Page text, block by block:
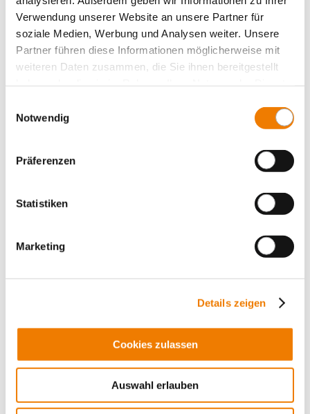
Verwendung unserer Website an unsere Partner für
soziale Medien, Werbung und Analysen weiter. Unsere
Partner führen diese Informationen möglicherweise mit
weiteren Daten zusammen, die Sie ihnen bereitgestellt
Notwendig
Präferenzen
Statistiken
Marketing
Details zeigen
Cookies zulassen
Auswahl erlauben
33039000A
QUADRON 185Power
Größe 3, 1-polig schaltbar
in Kürze lieferbar